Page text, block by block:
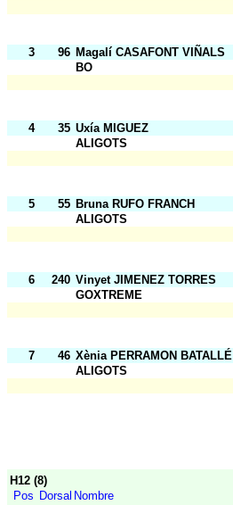
3 96 Magalí CASAFONT VIÑALS
BO
4 35 Uxía MIGUEZ
ALIGOTS
5 55 Bruna RUFO FRANCH
ALIGOTS
6 240 Vinyet JIMENEZ TORRES
GOXTREME
7 46 Xènia PERRAMON BATALLÉ
ALIGOTS
H12 (8)
Pos Dorsal Nombre